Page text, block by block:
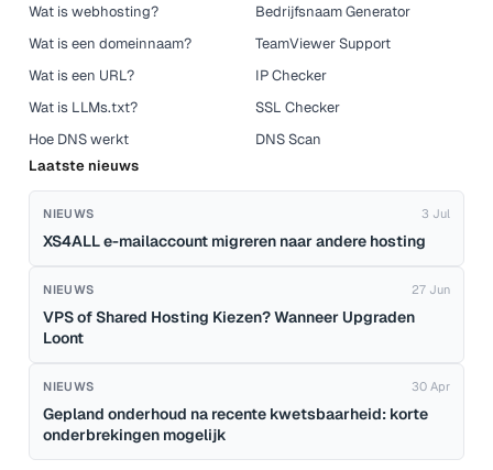
Wat is webhosting?
Wat is een domeinnaam?
Wat is een URL?
Wat is LLMs.txt?
Hoe DNS werkt
Bedrijfsnaam Generator
TeamViewer Support
IP Checker
SSL Checker
DNS Scan
Laatste nieuws
NIEUWS 3 Jul
XS4ALL e-mailaccount migreren naar andere hosting
NIEUWS 27 Jun
VPS of Shared Hosting Kiezen? Wanneer Upgraden
Loont
NIEUWS 30 Apr
Gepland onderhoud na recente kwetsbaarheid: korte
onderbrekingen mogelijk